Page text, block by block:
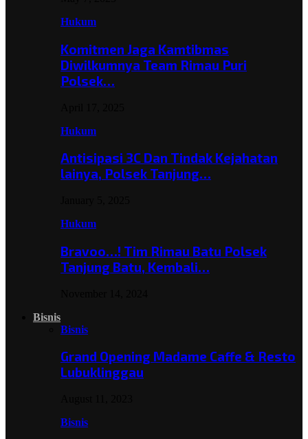
Hukum
Komitmen Jaga Kamtibmas
Diwilkumnya Team Rimau Puri
Polsek…
Hukum
Antisipasi 3C Dan Tindak Kejahatan
lainya, Polsek Tanjung…
Hukum
Bravoo…! Tim Rimau Batu Polsek
Tanjung Batu, Kembali…
Bisnis
Bisnis
Grand Opening Madame Caffe & Resto
Lubuklinggau
Bisnis